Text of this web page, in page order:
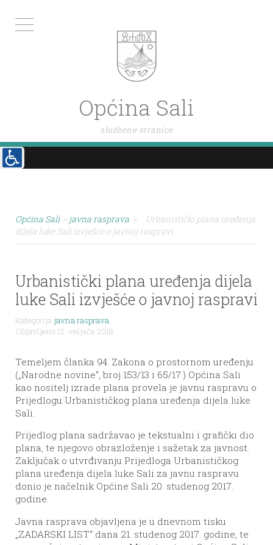
Općina Sali
službene stranice
Općina Sali > javna rasprava >
Urbanistički plana uređenja
dijela luke Sali izvješće o javnoj raspravi
Urbanistički plana uređenja dijela
luke Sali izvješće o javnoj raspravi
Kategorija javna rasprava,
Objavljeno 12. veljače 2018.
Temeljem članka 94. Zakona o prostornom uređenju
(„Narodne novine“, broj 153/13 i 65/17.) Općina Sali
kao nositelj izrade plana provela je javnu raspravu o
Prijedlogu Urbanističkog plana uređenja dijela luke
Sali.
Prijedlog plana sadržavao je tekstualni i grafički dio
plana, te njegovo obrazloženje i sažetak za javnost.
Zaključak o utvrđivanju Prijedloga Urbanističkog
plana uređenja dijela luke Sali za javnu raspravu
donio je načelnik Općine Sali 20. studenog 2017.
godine.
Javna rasprava objavljena je u dnevnom tisku
„ZADARSKI LIST“ dana 21. studenog 2017. godine, te